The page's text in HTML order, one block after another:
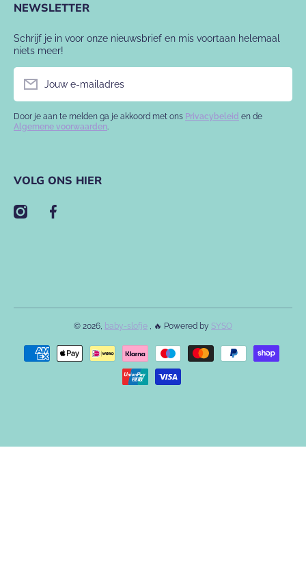
NEWSLETTER
Schrijf je in voor onze nieuwsbrief en mis voortaan helemaal
niets meer!
Jouw e-mailadres
Door je aan te melden ga je akkoord met ons Privacybeleid en de
Algemene voorwaarden.
VOLG ONS HIER
instagramcom/babyslofje/
facebookcom/babyslofje
© 2026, baby-slofje , 🔥 Powered by SYSO
Betaalmethodes